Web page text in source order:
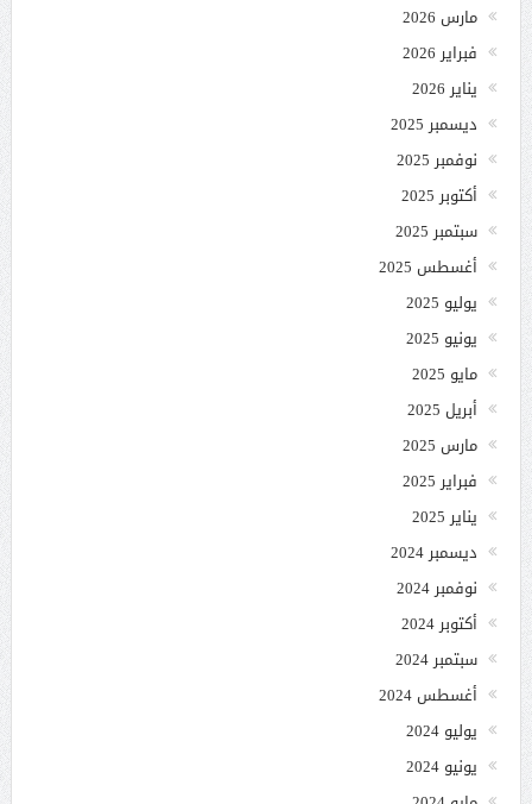
مارس 2026
فبراير 2026
يناير 2026
ديسمبر 2025
نوفمبر 2025
أكتوبر 2025
سبتمبر 2025
أغسطس 2025
يوليو 2025
يونيو 2025
مايو 2025
أبريل 2025
مارس 2025
فبراير 2025
يناير 2025
ديسمبر 2024
نوفمبر 2024
أكتوبر 2024
سبتمبر 2024
أغسطس 2024
يوليو 2024
يونيو 2024